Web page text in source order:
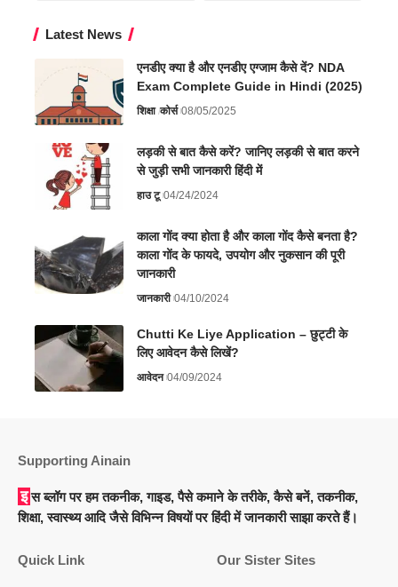
Latest News
एनडीए क्या है और एनडीए एग्जाम कैसे दें? NDA
Exam Complete Guide in Hindi (2025)
शिक्षा कोर्स 08/05/2025
लड़की से बात कैसे करें? जानिए लड़की से बात करने
से जुड़ी सभी जानकारी हिंदी में
हाउ टू 04/24/2024
काला गोंद क्या होता है और काला गोंद कैसे बनता है?
काला गोंद के फायदे, उपयोग और नुकसान की पूरी
जानकारी
जानकारी 04/10/2024
Chutti Ke Liye Application – छुट्टी के
लिए आवेदन कैसे लिखें?
आवेदन 04/09/2024
Supporting Ainain
इस ब्लॉग पर हम तकनीक, गाइड, पैसे कमाने के तरीके, कैसे बनें, तकनीक,
शिक्षा, स्वास्थ्य आदि जैसे विभिन्न विषयों पर हिंदी में जानकारी साझा करते हैं।
Quick Link Our Sister Sites